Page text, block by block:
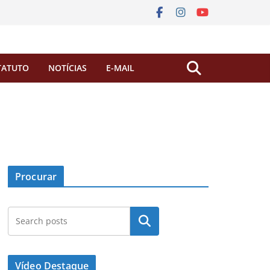
NOTÍCIAS E-MAIL
Procurar
Pesquisar
Vídeo Destaque